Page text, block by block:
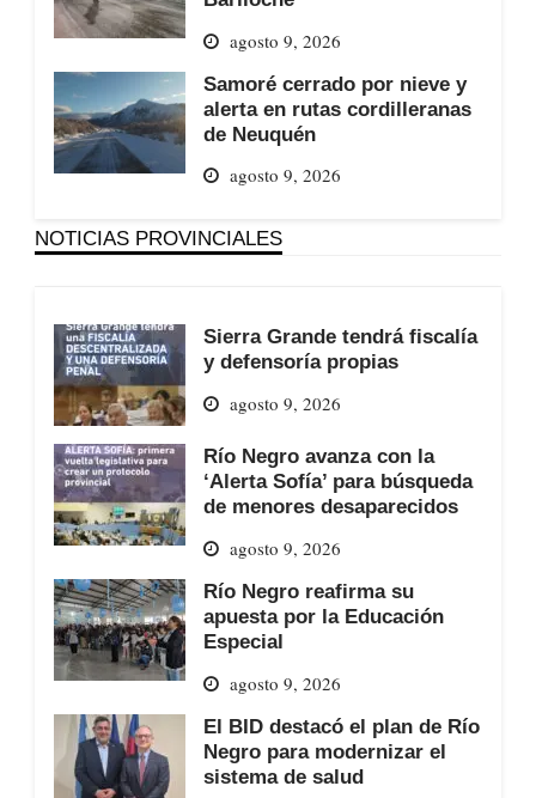
agosto 9, 2026
Samoré cerrado por nieve y
alerta en rutas cordilleranas
de Neuquén
agosto 9, 2026
NOTICIAS PROVINCIALES
Sierra Grande tendrá fiscalía
y defensoría propias
agosto 9, 2026
Río Negro avanza con la
‘Alerta Sofía’ para búsqueda
de menores desaparecidos
agosto 9, 2026
Río Negro reafirma su
apuesta por la Educación
Especial
agosto 9, 2026
El BID destacó el plan de Río
Negro para modernizar el
sistema de salud